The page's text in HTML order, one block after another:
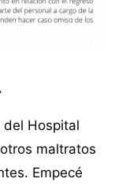
del Hospital
maltratos
Empecé